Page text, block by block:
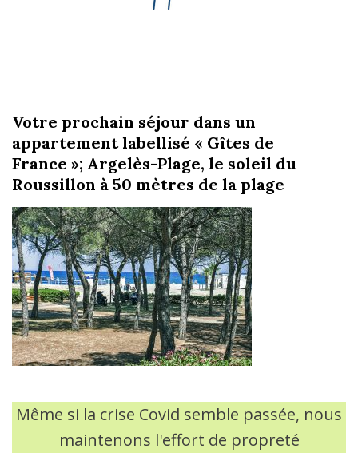
Votre prochain séjour dans un
appartement labellisé « Gîtes de
France »; Argelès-Plage, le soleil du
Roussillon à 50 mètres de la plage
Même si la crise Covid semble passée, nous
maintenons l'effort de propreté